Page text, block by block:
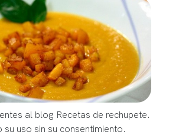
al blog Recetas de rechupete.
su uso sin su consentimiento.